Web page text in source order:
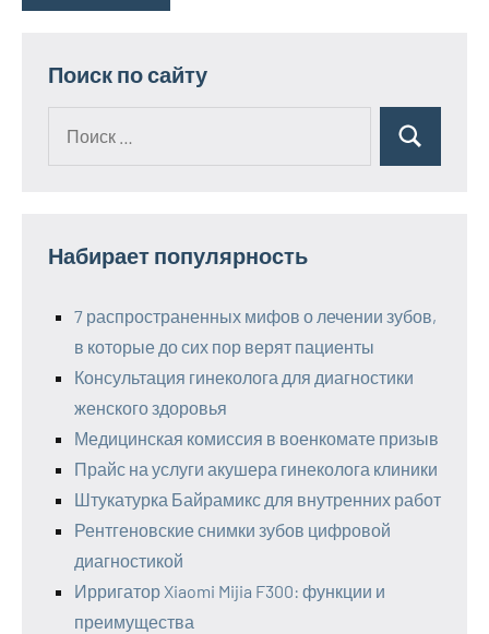
Поиск по сайту
Поиск
Набирает популярность
7 распространенных мифов о лечении зубов,
в которые до сих пор верят пациенты
Консультация гинеколога для диагностики
женского здоровья
Медицинская комиссия в военкомате призыв
Прайс на услуги акушера гинеколога клиники
Штукатурка Байрамикс для внутренних работ
Рентгеновские снимки зубов цифровой
диагностикой
Ирригатор Xiaomi Mijia F300: функции и
преимущества